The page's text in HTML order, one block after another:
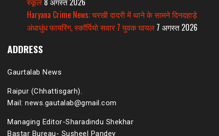
Haryana Crime News: चरखी दादरी में थाने के सामने दिनदहाड़े
अंधाधुंध फायरिंग, स्कॉर्पियो सवार 7 युवक घायल 7 अगस्त 2026
ADDRESS
Gaurtalab News
Raipur (Chhattisgarh).
Mail: news.gautalab@gmail.com
Managing Editor-Sharadindu Shekhar
Bastar Bureau- Susheel Pandey